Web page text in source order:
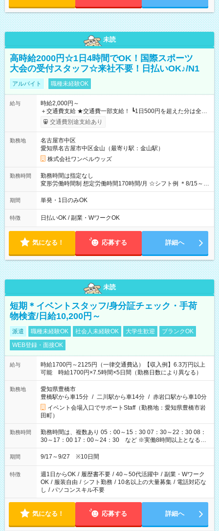
未読
高時給2000円☆1日4時間でOK！国際スポーツ
大会の受付スタッフ☆来社不要！日払いOK♪/N1
アルバイト 職種未経験OK
給与
時給2,000円～
＋交通費支給 ★交通費一部支給！ ┗1日500円を超えた分は全額
支給！ ※往復500円以内の方は自己負担となります ★日払い
OK！（規定あり） ┗働いたその日に現金GET♪ お仕事後はコン
期間なし
交通費別途支給あり
勤務地
名古屋市中区
愛知県名古屋市中区金山（最寄り駅：金山駅）
株式会社ワンベルウッズ
勤務時間
勤務時間は指定なし
変形労働時間制 想定労働時間170時間/月 ☆シフト例 ＊8/15～
10/26 全日共通 08：00～12：00 17：00～21：00 ＊8/31
～9/19のみ下記シフトもあります！ 12：00～16：00 ＊9/6～
00
期間 単発・1日のみOK
特徴 日払いOK / 副業・WワークOK
気になる！ 応募する 詳細へ
未読
短期＊イベントスタッフ/身分証チェック・手荷
物検査/日給10,200円～
派遣 職種未経験OK 社会人未経験OK 大学生歓迎
ブランクOK
WEB登録・面接OK
給与
時給1700円～2125円（一律交通費込）【収入例】6.3万円以上
可能 時給1700円×7.5時間×5日間（勤務日数により異なる）
勤務地
愛知県豊橋市
豊橋駅から車15分 / 二川駅から車14分 / 赤岩口駅から車10分
イベント会場入口でサポートStaff（勤務地：愛知県豊橋市岩
田町）
勤務時間
勤務時間は、複数あり 05：00～15：30 07：30～22：30 08：
30～17：00 17：00～24：30 など ※実働8時間以上となる勤
務もあります。 【休憩】60分+他休憩あり 交替で取得します。
安全面に配慮しこまめな休憩があります。
期間 9/17～9/27 ※10日間
特徴 週1日からOK / 履歴書不要 / 40～50代活躍中 / 副業・Wワーク
OK / 服装自由 / シフト勤務 / 10名以上の大量募集 / 電話対応な
し / パソコンスキル不要
気になる！ 応募する 詳細へ